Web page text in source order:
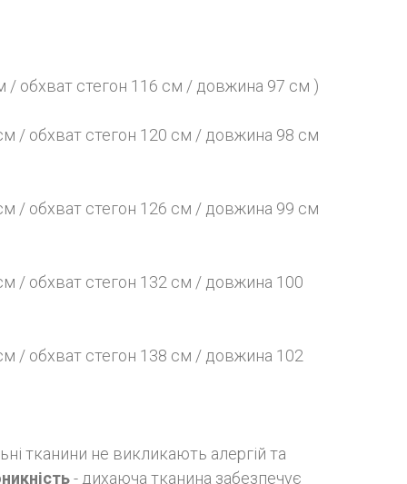
/ обхват стегон 116 см / довжина 97 см )
/ обхват стегон 120 см / довжина 98 см
/ обхват стегон 126 см / довжина 99 см
/ обхват стегон 132 см / довжина 100
/ обхват стегон 138 см / довжина 102
тканини не викликають алергій та
- дихаюча тканина забезпечує